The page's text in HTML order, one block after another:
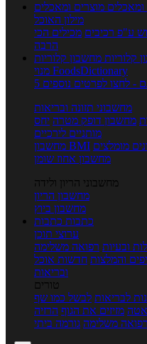
ומאכלים מוצרים ומאכלים
מילון האוכל
ע"פ רכיבים מכילים הכי
הרבה
קלוריות מחשבון קלוריות
מנוי FoodsDictionary
- לחצו לפרטים נוספים
מחשבוני תזונה ובריאות
מחשבון דופק מטרה יחס
מותניים לירכיים
מחשבון BMI מומלצים
מחשבון אחוז שומן
מחשבוני הריון ולידה
מחשבון הריון
מחשבון ביוץ
כתבות כתבות
ערוצי תוכן
ובעיות רפואה משלימה
והמלצות חדשות אוכל
ובריאות
טורים
לבריאות לבשל כמו שף
מזיזים את הגוף הרזיה
משלימה גורמה ביתי